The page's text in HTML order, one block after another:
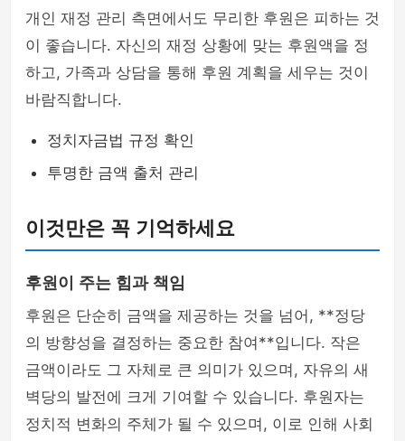
개인 재정 관리 측면에서도 무리한 후원은 피하는 것
이 좋습니다. 자신의 재정 상황에 맞는 후원액을 정
하고, 가족과 상담을 통해 후원 계획을 세우는 것이
바람직합니다.
정치자금법 규정 확인
투명한 금액 출처 관리
이것만은 꼭 기억하세요
후원이 주는 힘과 책임
후원은 단순히 금액을 제공하는 것을 넘어, **정당
의 방향성을 결정하는 중요한 참여**입니다. 작은
금액이라도 그 자체로 큰 의미가 있으며, 자유의 새
벽당의 발전에 크게 기여할 수 있습니다. 후원자는
정치적 변화의 주체가 될 수 있으며, 이로 인해 사회